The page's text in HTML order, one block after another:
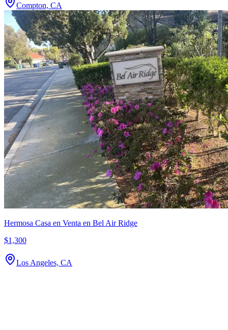
Compton, CA
Hermosa Casa en Venta en Bel Air Ridge
$1,300
Los Angeles, CA